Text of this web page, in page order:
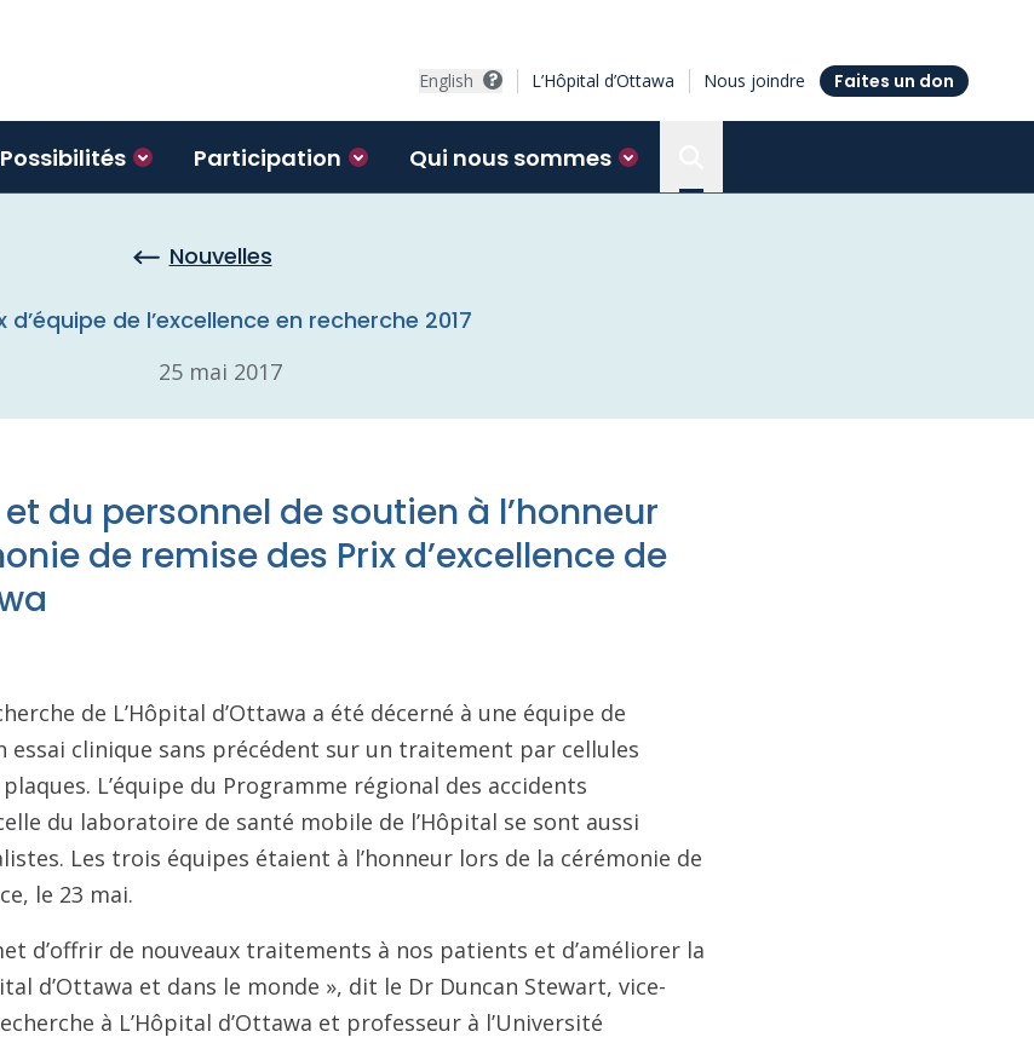
English L’Hôpital d’Ottawa Nous joindre Faites un don
Possibilités Participation Qui nous sommes
Nouvelles
d’équipe de l’excellence en recherche 2017
25 mai 2017
du personnel de soutien à l’honneur
de remise des Prix d’excellence de
de L’Hôpital d’Ottawa a été décerné à une équipe de
essai clinique sans précédent sur un traitement par cellules
L’équipe du Programme régional des accidents
du laboratoire de santé mobile de l’Hôpital se sont aussi
Les trois équipes étaient à l’honneur lors de la cérémonie de
le 23 mai.
d’offrir de nouveaux traitements à nos patients et d’améliorer la
d’Ottawa et dans le monde », dit le Dr Duncan Stewart, vice-
à L’Hôpital d’Ottawa et professeur à l’Université